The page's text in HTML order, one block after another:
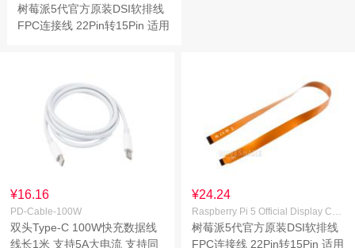
树莓派5代官方原装DSI软排线
FPC连接线 22Pin转15Pin 适用
¥16.16
PD-Cable-100W
双头Type-C 100W快充数据线
线长1米 支持5A大电流 支持同
¥24.24
Raspberry Pi 5 Official Display Cable 500mm
树莓派5代官方原装DSI软排线
FPC连接线 22Pin转15Pin 适用